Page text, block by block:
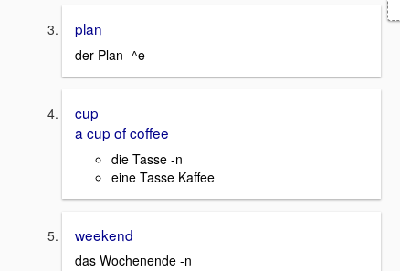
plan
der Plan -^e
cup
a cup of coffee
die Tasse -n
eine Tasse Kaffee
weekend
das Wochenende -n